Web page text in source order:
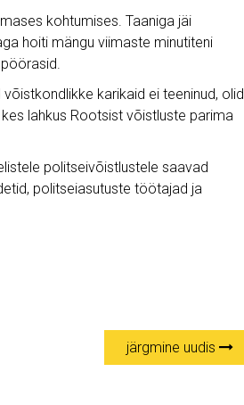
kohtumises. Taaniga jäi
hoiti mängu viimaste minutiteni
karikaid ei teeninud, olid
lahkus Rootsist võistluste parima
politseivõistlustele saavad
politseiasutuste töötajad ja
järgmine uudis